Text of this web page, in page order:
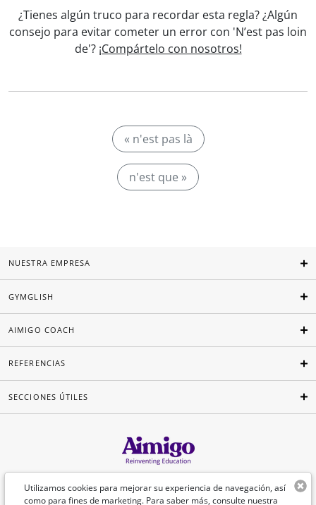
¿Tienes algún truco para recordar esta regla? ¿Algún
consejo para evitar cometer un error con 'N’est pas loin
de'? ¡Compártelo con nosotros!
« n'est pas là
n'est que »
Utilizamos cookies para mejorar su experiencia de navegación, así
como para fines de marketing. Para saber más, consulte nuestra
NUESTRA EMPRESA
GYMGLISH
AIMIGO COACH
REFERENCIAS
SECCIONES ÚTILES
Español